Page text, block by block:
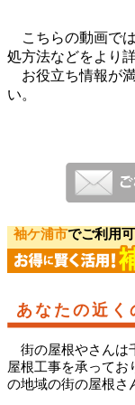
こちらの動画で
処方法などをより
お役立ち情報が
い。
袖ケ浦市でご利用
あなたの近く
街の屋根やさんは
屋根工事を承ってお
の地域の街の屋根さ